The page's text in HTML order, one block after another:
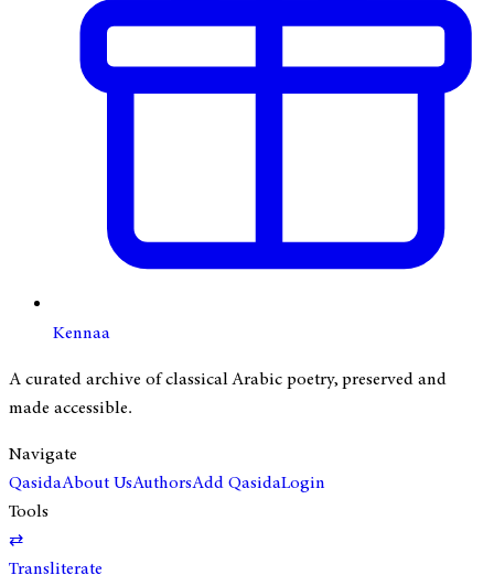
Kennaa
A curated archive of classical Arabic poetry, preserved and
made accessible.
Navigate
QasidaAbout UsAuthorsAdd QasidaLogin
Tools
⇄
Transliterate